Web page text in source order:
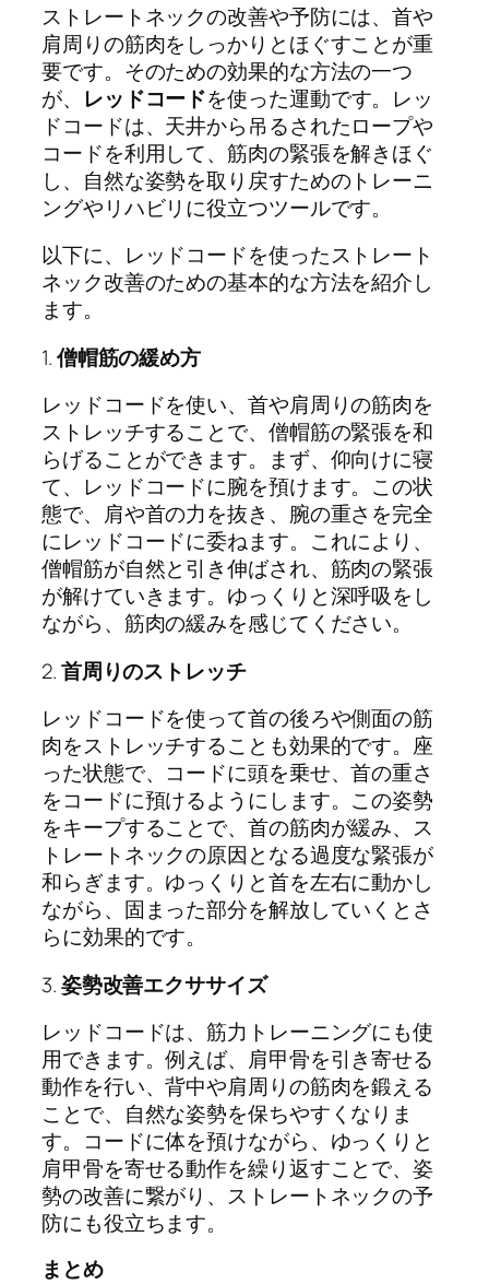
ストレートネックの改善や予防には、首や
肩周りの筋肉をしっかりとほぐすことが重
要です。そのための効果的な方法の一つ
が、 レッドコードを使った運動です。レッ
ドコードは、天井から吊るされたロープや
コードを利用して、筋肉の緊張を解きほぐ
し、自然な姿勢を取り戻すためのトレーニ
ングやリハビリに役立つツールです。
以下に、レッドコードを使ったストレート
ネック改善のための基本的な方法を紹介し
ます。
1.僧帽筋の緩め方
レッドコードを使い、首や肩周りの筋肉を
ストレッチすることで、僧帽筋の緊張を和
らげることができます。まず、仰向けに寝
て、レッドコードに腕を預けます。この状
態で、肩や首の力を抜き、腕の重さを完全
にレッドコードに委ねます。これにより、
僧帽筋が自然と引き伸ばされ、筋肉の緊張
が解けていきます。ゆっくりと深呼吸をし
ながら、筋肉の緩みを感じてください。
2.首周りのストレッチ
レッドコードを使って首の後ろや側面の筋
肉をストレッチすることも効果的です。座
った状態で、コードに頭を乗せ、首の重さ
をコードに預けるようにします。この姿勢
をキープすることで、首の筋肉が緩み、ス
トレートネックの原因となる過度な緊張が
和らぎます。ゆっくりと首を左右に動かし
ながら、固まった部分を解放していくとさ
らに効果的です。
3.姿勢改善エクササイズ
レッドコードは、筋力トレーニングにも使
用できます。例えば、肩甲骨を引き寄せる
動作を行い、背中や肩周りの筋肉を鍛える
ことで、自然な姿勢を保ちやすくなりま
す。コードに体を預けながら、ゆっくりと
肩甲骨を寄せる動作を繰り返すことで、姿
勢の改善に繋がり、ストレートネックの予
防にも役立ちます。
まとめ